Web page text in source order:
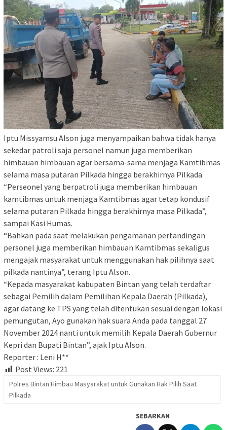
Iptu Missyamsu Alson juga menyampaikan bahwa tidak hanya
sekedar patroli saja personel namun juga memberikan
himbauan himbauan agar bersama-sama menjaga Kamtibmas
selama masa putaran Pilkada hingga berakhirnya Pilkada.
“Perseonel yang berpatroli juga memberikan himbauan
kamtibmas untuk menjaga Kamtibmas agar tetap kondusif
selama putaran Pilkada hingga berakhirnya masa Pilkada”,
sampai Kasi Humas.
“Bahkan pada saat melakukan pengamanan pertandingan
personel juga memberikan himbauan Kamtibmas sekaligus
mengajak masyarakat untuk menggunakan hak pilihnya saat
pilkada nantinya”, terang Iptu Alson.
“Kepada masyarakat kabupaten Bintan yang telah terdaftar
sebagai Pemilih dalam Pemilihan Kepala Daerah (Pilkada),
agar datang ke TPS yang telah ditentukan sesuai dengan lokasi
pemungutan, Ayo gunakan hak suara Anda pada tanggal 27
November 2024 nanti untuk memilih Kepala Daerah Gubernur
Kepri dan Bupati Bintan”, ajak Iptu Alson.
Reporter : Leni H**
Post Views: 221
Polres Bintan Himbau Masyarakat untuk Gunakan Hak Pilih Saat
Pilkada
SEBARKAN